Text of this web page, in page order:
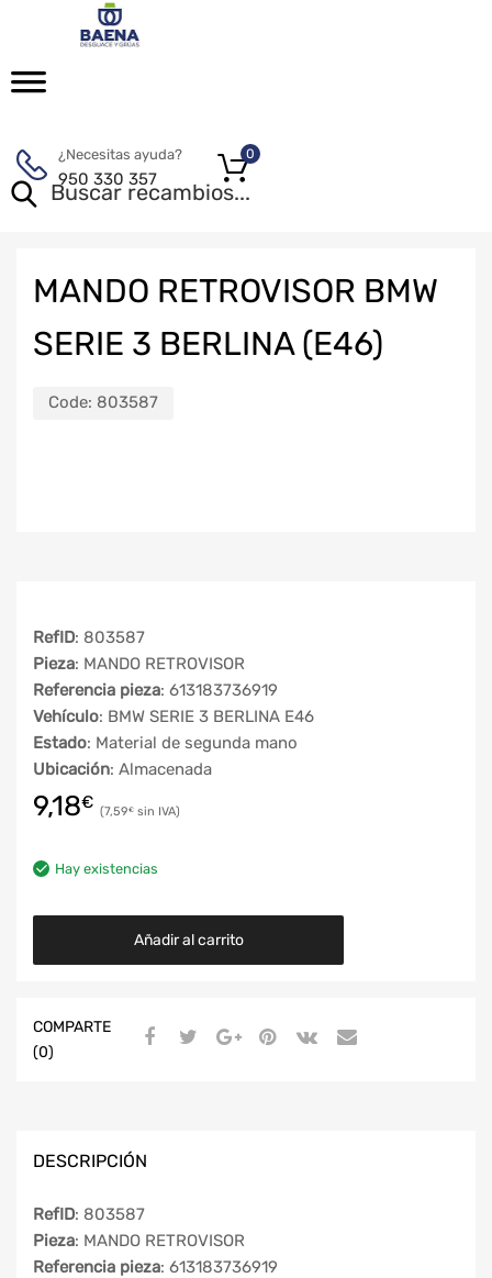
¿Necesitas ayuda?
950 330 357
0
MANDO RETROVISOR BMW
SERIE 3 BERLINA (E46)
Code: 803587
RefID: 803587
Pieza: MANDO RETROVISOR
Referencia pieza: 613183736919
Vehículo: BMW SERIE 3 BERLINA E46
Estado: Material de segunda mano
Ubicación: Almacenada
9,18€ 7,59€
Hay existencias
Añadir al carrito
COMPARTE
(0)
DESCRIPCIÓN
RefID: 803587
Pieza: MANDO RETROVISOR
Referencia pieza: 613183736919